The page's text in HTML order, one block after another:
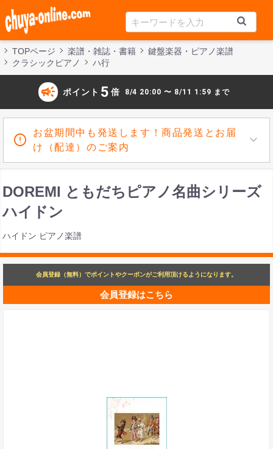
TOPページ 楽譜・雑誌・書籍
鍵盤楽器・ピアノ楽譜
クラシックピアノ
ハ行
campaign ポイント 5 倍 8/4 20:00 〜 8/11 1:59 まで
お盆期間中も発送します！商品発送とお届
け（配達）のご案内
DOREMI ともだちピアノ名曲シリーズ
ハイドン
ハイドン ピアノ楽譜
会員登録（無料）でポイントやクーポンがご利用頂けるようになります。
会員登録はこちら